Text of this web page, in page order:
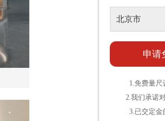
1.免费量尺
2.我们承诺
3.已交定金